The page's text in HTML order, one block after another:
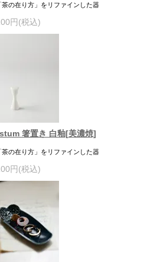
の在り方」をリファインした器
円(税込)
箸置き 白釉[美濃焼]
の在り方」をリファインした器
円(税込)